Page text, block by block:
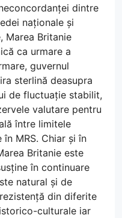
dintre
naționale și
Marea Britanie
ca urmare a
guvernul
sterlină deasupra
de fluctuație stabilit,
valutare pentru
între limitele
MRS. Chiar și în
Britanie este
în continuare
natural și de
din diferite
culturale iar